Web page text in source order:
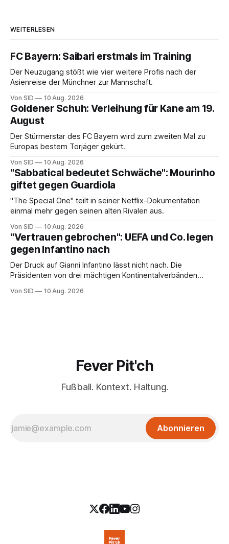
WEITERLESEN
FC Bayern: Saibari erstmals im Training
Der Neuzugang stößt wie vier weitere Profis nach der
Asienreise der Münchner zur Mannschaft.
Von SID 10 Aug. 2026
Goldener Schuh: Verleihung für Kane am 19.
August
Der Stürmerstar des FC Bayern wird zum zweiten Mal zu
Europas bestem Torjäger gekürt.
Von SID 10 Aug. 2026
"Sabbatical bedeutet Schwäche": Mourinho
giftet gegen Guardiola
"The Special One" teilt in seiner Netflix-Dokumentation
einmal mehr gegen seinen alten Rivalen aus.
Von SID 10 Aug. 2026
"Vertrauen gebrochen": UEFA und Co. legen
gegen Infantino nach
Der Druck auf Gianni Infantino lässt nicht nach. Die
Präsidenten von drei mächtigen Kontinentalverbänden
Von SID 10 Aug. 2026
Fever Pit'ch
Fußball. Kontext. Haltung.
Abonnieren